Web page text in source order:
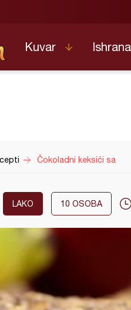
Kuvar Ishrana
Čokoladni keksići sa
LAKO 10 OSOBA